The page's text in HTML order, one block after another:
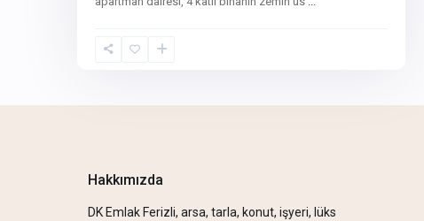
Hakkımızda
DK Emlak Ferizli, arsa, tarla, konut, işyeri, lüks